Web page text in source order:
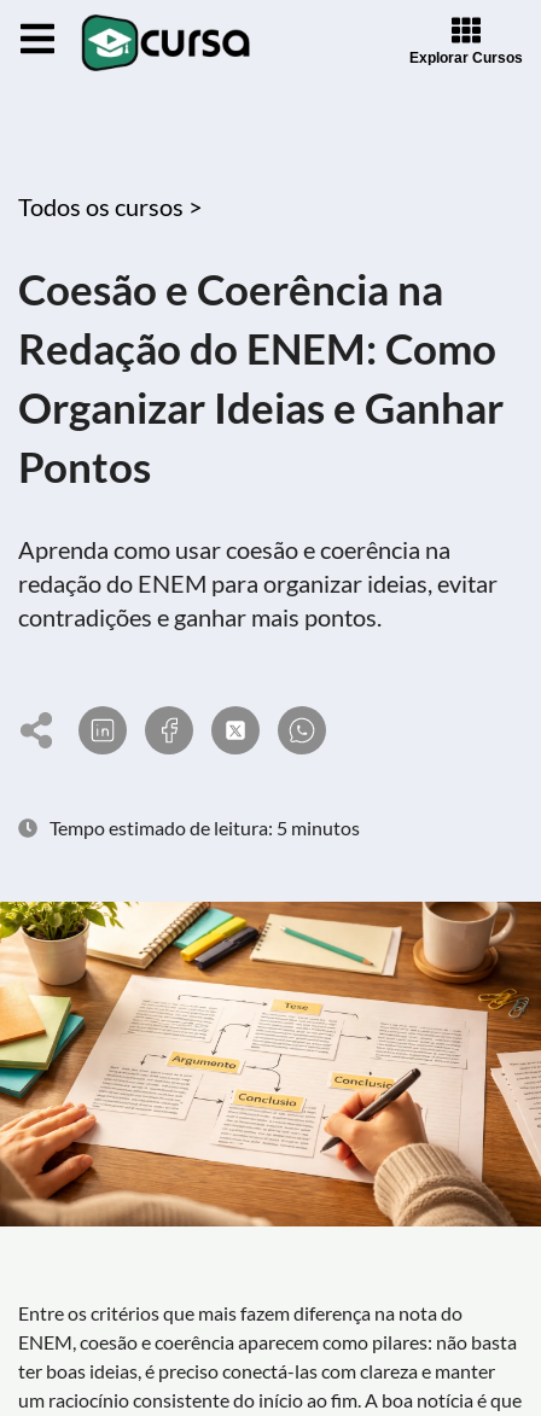
Explorar Cursos
Todos os cursos >
Coesão e Coerência na
Redação do ENEM: Como
Organizar Ideias e Ganhar
Pontos
Aprenda como usar coesão e coerência na
redação do ENEM para organizar ideias, evitar
contradições e ganhar mais pontos.
Tempo estimado de leitura: 5 minutos
Entre os critérios que mais fazem diferença na nota do
ENEM, coesão e coerência aparecem como pilares: não basta
ter boas ideias, é preciso conectá-las com clareza e manter
um raciocínio consistente do início ao fim. A boa notícia é que